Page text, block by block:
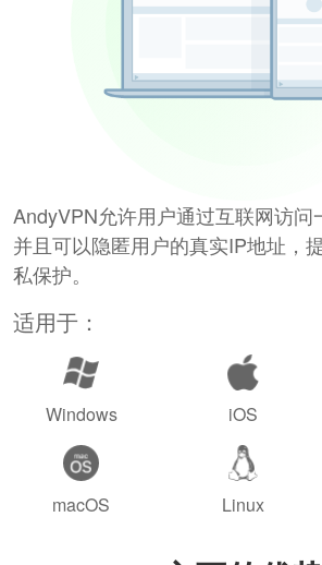
AndyVPN允许用户通过互联网访问
并且可以隐匿用户的真实IP地址，
私保护。
适用于：
Windows iOS
macOS Linux